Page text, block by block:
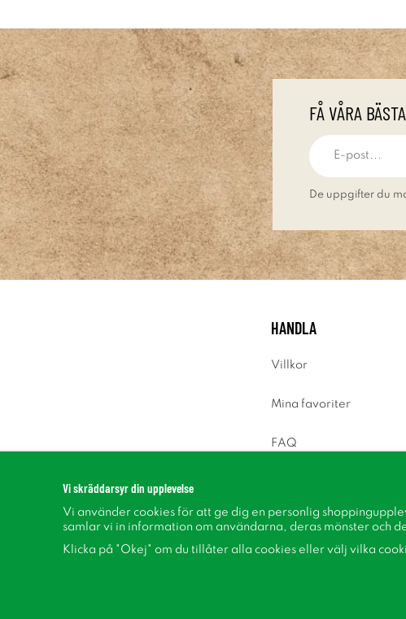
FÅ VÅRA
De uppgifter du
HANDLA
Villkor
Mina favoriter
FAQ
Vi skräddarsyr din upplevelse
Vi använder cookies för att ge dig en personlig
samlar vi in information om användarna, deras mönster och
Klicka på "Okej" om du tillåter alla cookies eller välj vilka